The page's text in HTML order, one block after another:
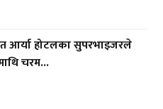
आर्या होटलका सुपरभाइजरले
चरम...